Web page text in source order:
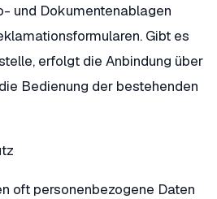
und Dokumentenablagen
Gibt es
erfolgt die Anbindung über
Bedienung der bestehenden
oft personenbezogene Daten